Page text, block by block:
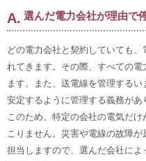
選んだ電力会社が理由で
どの電力会社と契約していても
れてきます。その際、すべての
ます。また、送電線を管理する
安定するように管理する義務があ
このため、特定の会社の電気だ
こりません。災害や電線の故障
担当しますので、選んだ会社に